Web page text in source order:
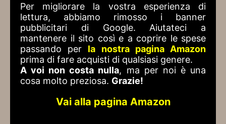
Per migliorare la vostra esperienza di
lettura, abbiamo rimosso i banner
pubblicitari di Google. Aiutateci a
mantenere il sito così e a coprire le spese
passando per la nostra pagina Amazon
prima di fare acquisti di qualsiasi genere.
A voi non costa nulla, ma per noi è una
cosa molto preziosa. Grazie!
Vai alla pagina Amazon